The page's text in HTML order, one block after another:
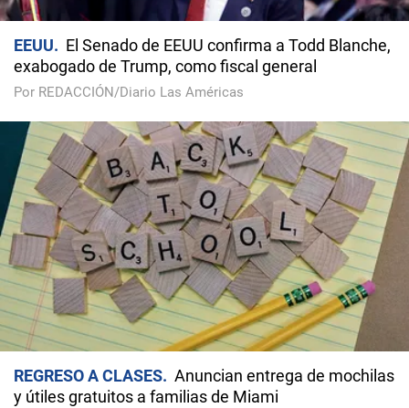
EEUU
El Senado de EEUU confirma a Todd Blanche,
exabogado de Trump, como fiscal general
Por REDACCIÓN/Diario Las Américas
REGRESO A CLASES
Anuncian entrega de mochilas
y útiles gratuitos a familias de Miami